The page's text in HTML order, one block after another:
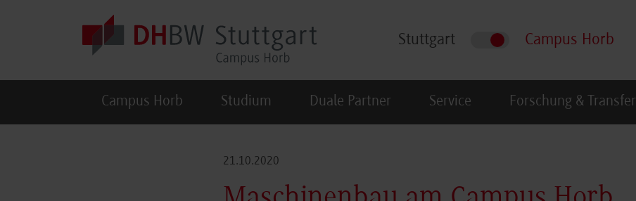
Stuttgart Campus Horb
Campus Horb Studium Duale Partner Service Forschung & Transfer
21.10.2020